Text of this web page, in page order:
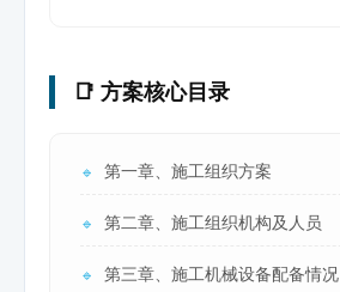
📑 方案核心目录
🔹 第一章、施工组织方案
🔹 第二章、施工组织机构及人员
🔹 第三章、施工机械设备配备情况